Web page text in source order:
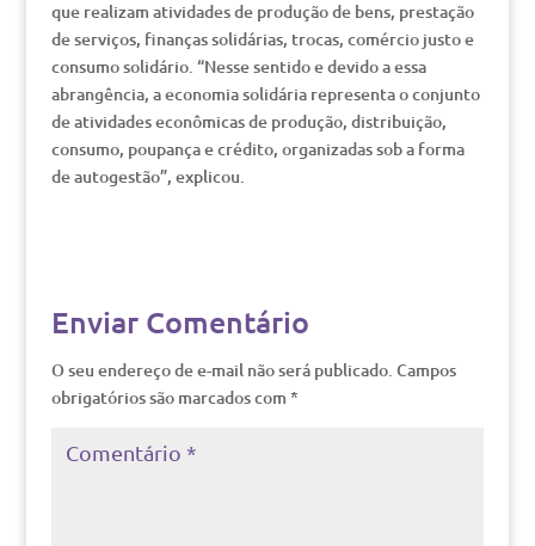
que realizam atividades de produção de bens, prestação
de serviços, finanças solidárias, trocas, comércio justo e
consumo solidário. “Nesse sentido e devido a essa
abrangência, a economia solidária representa o conjunto
de atividades econômicas de produção, distribuição,
consumo, poupança e crédito, organizadas sob a forma
de autogestão”, explicou.
Enviar Comentário
O seu endereço de e-mail não será publicado. Campos
obrigatórios são marcados com *